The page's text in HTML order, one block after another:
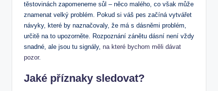
těstovinách zapomeneme sůl – něco malého, co však může
znamenat velký problém. Pokud si váš pes začíná vytvářet
návyky, které by naznačovaly, že má s dásněmi problém,
určitě na to upozorněte. Rozpoznání zánětu dásní není vždy
snadné, ale jsou tu signály, na které bychom měli dávat
pozor.
Jaké příznaky sledovat?